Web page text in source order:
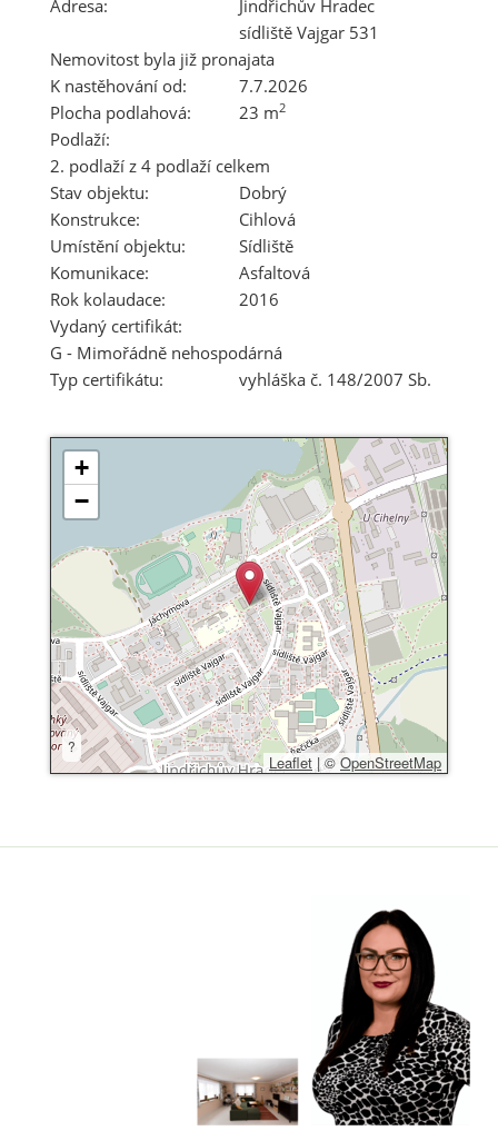
Adresa:
Jindřichův Hradec
sídliště Vajgar 531
Nemovitost byla již pronajata
K nastěhování od:
7.7.2026
Plocha podlahová:
23 m2
Podlaží:
2. podlaží z 4 podlaží celkem
Stav objektu:
Dobrý
Konstrukce:
Cihlová
Umístění objektu:
Sídliště
Komunikace:
Asfaltová
Rok kolaudace:
2016
Vydaný certifikát:
G - Mimořádně nehospodárná
Typ certifikátu:
vyhláška č. 148/2007 Sb.
+
−
?
Leaflet |© OpenStreetMap